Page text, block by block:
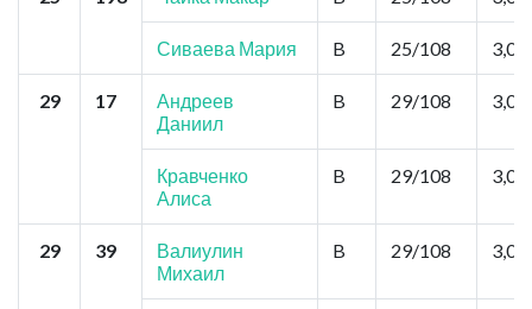
Сиваева Мария B 25/108 3,0
29 17
Андреев
Даниил
B 29/108 3,0
Кравченко
Алиса
B 29/108 3,0
29 39
Валиулин
Михаил
B 29/108 3,0